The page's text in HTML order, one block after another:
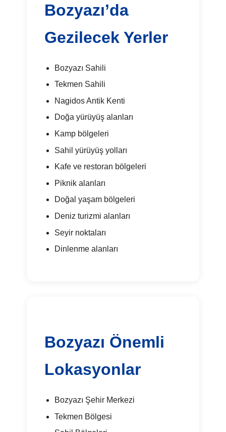
Bozyazı’da
Gezilecek Yerler
Bozyazı Sahili
Tekmen Sahili
Nagidos Antik Kenti
Doğa yürüyüş alanları
Kamp bölgeleri
Sahil yürüyüş yolları
Kafe ve restoran bölgeleri
Piknik alanları
Doğal yaşam bölgeleri
Deniz turizmi alanları
Seyir noktaları
Dinlenme alanları
Bozyazı Önemli
Lokasyonlar
Bozyazı Şehir Merkezi
Tekmen Bölgesi